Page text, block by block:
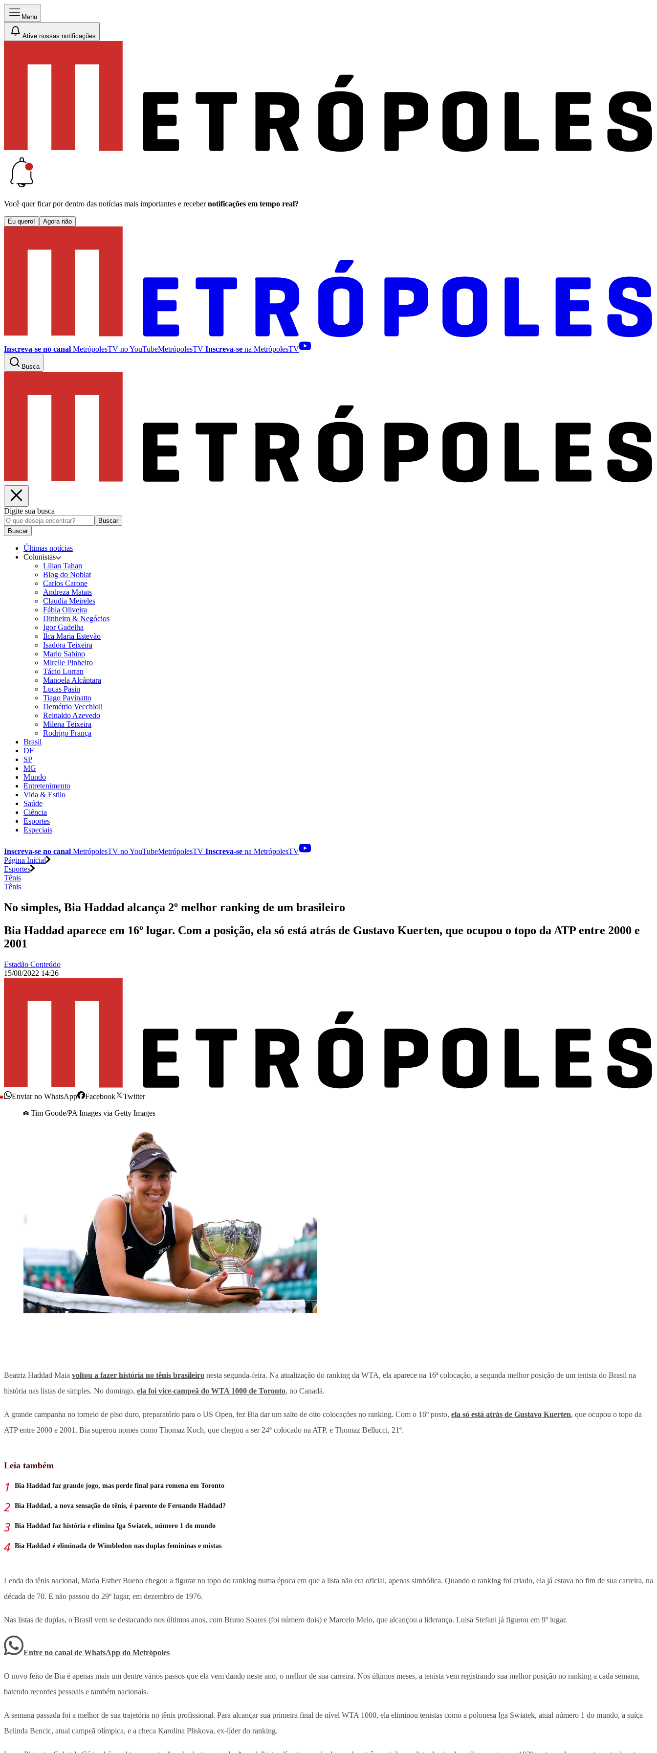
Menu
Ative nossas notificações
Você quer ficar por dentro das notícias mais importantes e receber notificações em tempo real?
Eu quero! Agora não
Inscreva-se no canal MetrópolesTV noYouTubeMetrópolesTV Inscreva-se na MetrópolesTV
Busca
Digite sua busca
Buscar
Buscar
Últimas notícias
Colunistas
Lilian Tahan
Blog do Noblat
Carlos Carone
Andreza Matais
Claudia Meireles
Fábia Oliveira
Dinheiro & Negócios
Igor Gadelha
Ilca Maria Estevão
Isadora Teixeira
Mario Sabino
Mirelle Pinheiro
Tácio Lorran
Manoela Alcântara
Lucas Pasin
Tiago Pavinatto
Demétrio Vecchioli
Reinaldo Azevedo
Milena Teixeira
Rodrigo França
Brasil
DF
SP
MG
Mundo
Entretenimento
Vida & Estilo
Saúde
Ciência
Esportes
Especiais
Inscreva-se no canal MetrópolesTV noYouTubeMetrópolesTV Inscreva-se na MetrópolesTV
Página Inicial
Esportes
Tênis
Tênis
No simples, Bia Haddad alcança 2º melhor ranking de um brasileiro
Bia Haddad aparece em 16º lugar. Com a posição, ela só está atrás de Gustavo Kuerten, que ocupou o topo da ATP entre 2000 e
2001
Estadão Conteúdo
15/08/2022 14:26
Enviar no WhatsApp Facebook
Twitter
Tim Goode/PA Images via Getty Images
Beatriz Haddad Maia voltou a fazer história no tênis brasileiro nesta segunda-feira. Na atualização do ranking da WTA, ela aparece na 16ª colocação, a segunda melhor posição de um tenista do Brasil na
história nas listas de simples. No domingo, ela foi vice-campeã do WTA 1000 de Toronto, no Canadá.
A grande campanha no torneio de piso duro, preparatório para o US Open, fez Bia dar um salto de oito colocações no ranking. Com o 16º posto, ela só está atrás de Gustavo Kuerten, que ocupou o topo da
ATP entre 2000 e 2001. Bia superou nomes como Thomaz Koch, que chegou a ser 24º colocado na ATP, e Thomaz Bellucci, 21º.
Leia também
Bia Haddad faz grande jogo, mas perde final para romena em Toronto
Bia Haddad, a nova sensação do tênis, é parente de Fernando Haddad?
Bia Haddad faz história e elimina Iga Swiatek, número 1 do mundo
Bia Haddad é eliminada de Wimbledon nas duplas femininas e mistas
Lenda do tênis nacional, Maria Esther Bueno chegou a figurar no topo do ranking numa época em que a lista não era oficial, apenas simbólica. Quando o ranking foi criado, ela já estava no fim de sua carreira, na
década de 70. E não passou do 29º lugar, em dezembro de 1976.
Nas listas de duplas, o Brasil vem se destacando nos últimos anos, com Bruno Soares (foi número dois) e Marcelo Melo, que alcançou a liderança. Luisa Stefani já figurou em 9º lugar.
Entre no canal de WhatsApp do Metrópoles
O novo feito de Bia é apenas mais um dentre vários passos que ela vem dando neste ano, o melhor de sua carreira. Nos últimos meses, a tenista vem registrando sua melhor posição no ranking a cada semana,
batendo recordes pessoais e também nacionais.
A semana passada foi a melhor de sua trajetória no tênis profissional. Para alcançar sua primeira final de nível WTA 1000, ela eliminou tenistas como a polonesa Iga Swiatek, atual número 1 do mundo, a suíça
Belinda Bencic, atual campeã olímpica, e a checa Karolina Pliskova, ex-líder do ranking.